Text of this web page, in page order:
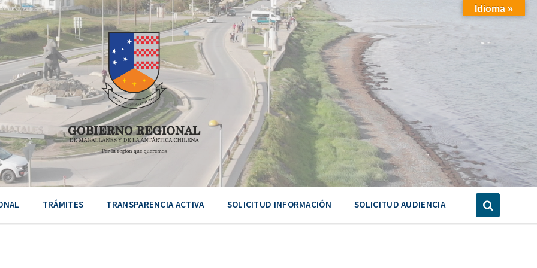
TRÁMITES TRANSPARENCIA ACTIVA SOLICITUD INFORMACIÓN SOLICITUD AUDIENCIA
Idioma »